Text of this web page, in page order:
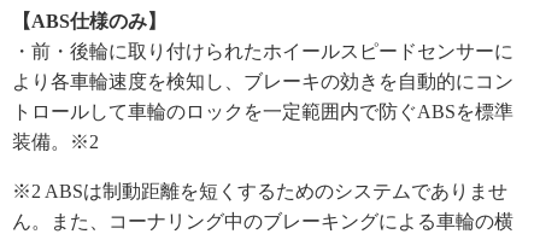
【ABS仕様のみ】
・前・後輪に取り付けられたホイールスピードセンサーに
より各車輪速度を検知し、ブレーキの効きを自動的にコン
トロールして車輪のロックを一定範囲内で防ぐABSを標準
装備。※2
※2 ABSは制動距離を短くするためのシステムでありませ
ん。また、コーナリング中のブレーキングによる車輪の横